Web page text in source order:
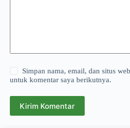
Simpan nama, email, dan situs
untuk komentar saya berikutnya.
Kirim Komentar